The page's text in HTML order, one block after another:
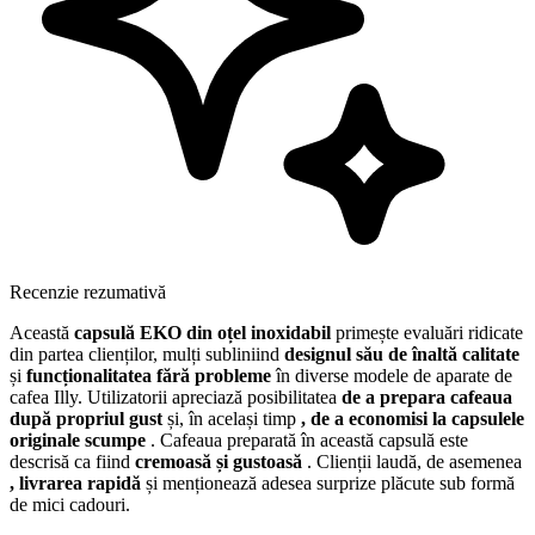
Recenzie rezumativă
Această capsulă EKO din oțel inoxidabil primește evaluări ridicate
din partea clienților, mulți subliniind designul său de înaltă calitate
și funcționalitatea fără problemeîn diverse modele de aparate de
cafea Illy. Utilizatorii apreciază posibilitatea de a prepara cafeaua
după propriul gust și, în același timp , de a economisi la capsulele
originale scumpe . Cafeaua preparată în această capsulă este
descrisă ca fiind cremoasă și gustoasă . Clienții laudă, de asemenea
, livrarea rapidă și menționează adesea surprize plăcute sub formă
de mici cadouri.